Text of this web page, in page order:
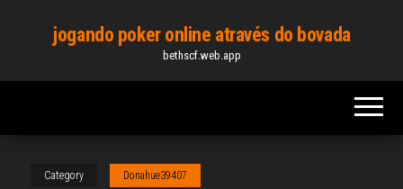
content
jogando poker online através do bovada
bethscf.web.app
Category Donahue39407